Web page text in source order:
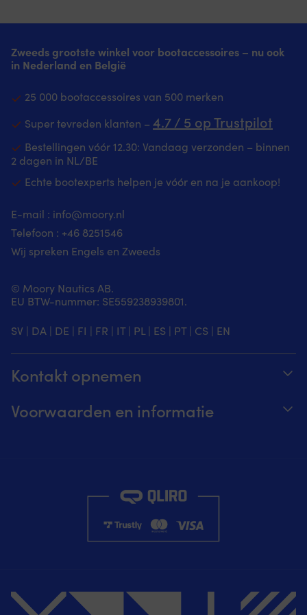
Zweeds grootste winkel voor bootaccessoires – nu ook
in Nederland en België
25 000 bootaccessoires van 500 merken
Super tevreden klanten – 4.7 / 5 op Trustpilot
Bestellingen vóór 12.30: Vandaag verzonden – binnen
2 dagen in NL/BE
Echte bootexperts helpen je vóór en na je aankoop!
E-mail : info@moory.nl
Telefoon : +46 8251546
Wij spreken Engels en Zweeds
© Moory Nautics AB.
EU BTW-nummer: SE559238939801.
SV | DA | DE | FI | FR | IT| PL | ES | PT| CS | EN
Kontakt opnemen
Voorwaarden en informatie
Retouren en terugbetaling
Aankoopvoorwaarden
Privacybeleid